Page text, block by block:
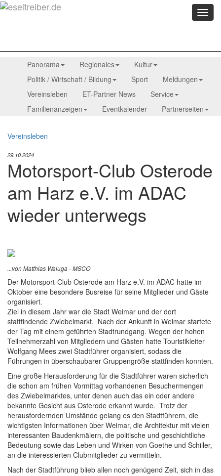
Menü
Panorama Regionales
Kultur
Politik / Wirtschaft / Bildung
Sport
Meldungen
Vereinsleben
ET-Partner News
Service
Familienanzeigen
Eventkalender Partnerseiten
Vereinsleben
29.10.2024
Motorsport-Club Osterode
am Harz e.V. im ADAC
wieder unterwegs
...von Matthias Waluga - MSCO
Der Motorsport-Club Osterode am Harz e.V. im ADAC hatte im
Oktober eine besondere Busreise für seine Mitglieder und Gäste
organisiert.
Ziel in diesem Jahr war die Stadt Weimar und der dort
stattfindende Zwiebelmarkt. Nach der Ankunft in Weimar startete
der Tag mit einem geführten Stadtrundgang. Wegen der hohen
Teilnehmerzahl von Mitgliedern und Gästen hatte Touristikleiter
Wolfgang Mees zwei Stadtführer organisiert, sodass die
Führungen in überschaubarer Gruppengröße stattfinden konnten.
Eine große Herausforderung für die Stadtführer waren sicherlich
die schon am frühen Vormittag vorhandenen Besuchermengen
des Zwiebelmarktes, unter denen auch das ein oder andere
bekannte Gesicht aus Osterode erkannt wurde. Trotz der
herausfordernden Umstände gelang es den Stadtführern, die
wichtigsten Informationen über Weimar, die Architektur mit vielen
interessanten Baudenkmälern, die politische und geschichtliche
Bedeutung sowie das Leben und Wirken von Goethe und Schiller,
an die interessierten Clubmitglieder zu vermitteln.
Nach der Stadtführung blieb allen noch genügend Zeit, sich in das